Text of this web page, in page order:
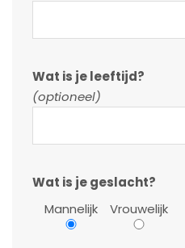
Wat is je leeftijd?
(optioneel)
Wat is je geslacht?
Mannelijk
Vrouwelijk